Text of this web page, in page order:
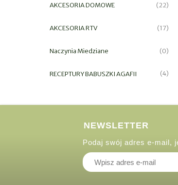
AKCESORIA DOMOWE (22)
AKCESORIA RTV (17)
Naczynia Miedziane (0)
RECEPTURY BABUSZKI AGAFII (4)
NEWSLETTER
Podaj swój adres e-mail,